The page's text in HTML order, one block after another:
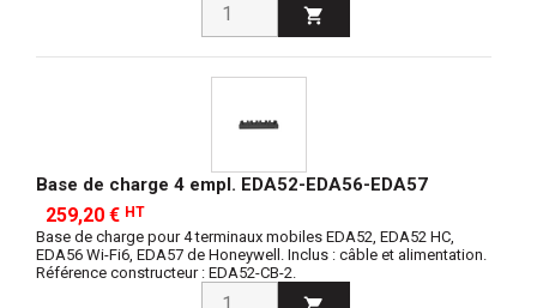

Base de charge 4 empl. EDA52-EDA56-EDA57
259,20 € HT
Base de charge pour 4 terminaux mobiles EDA52, EDA52 HC,
EDA56 Wi-Fi6, EDA57 de Honeywell. Inclus : câble et alimentation.
Référence constructeur : EDA52-CB-2.